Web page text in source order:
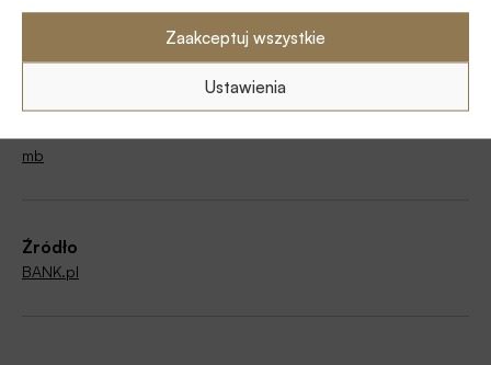
Zaakceptuj wszystkie
Ustawienia
Rada Ministrów / Rząd Samorządy
mb
Źródło
BANK.pl